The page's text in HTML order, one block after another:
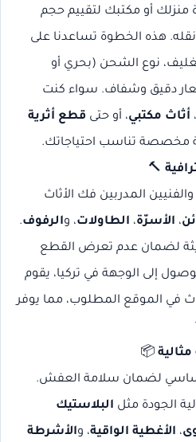
منزلك أو مكتبك لتقييم حجم
هذه الخطوة تساعدنا على
نوع الشحن (بحري أو
دقيق وشفاف. سواء كنت
أثاث مكتبي، أو حتى قطع أثرية
تناسب احتياجاتك.
🔨
المدربين فك الأثاث
، الأسرّة، الطاولات، والرفوف.
لضمان عدم تعرض القطع
إلى الوجهة في تركيا، يقوم
في الموقع المطلوب، مما يوفر
📦
لضمان سلامة العفش.
الجودة مثل البلاستيك
، الأغطية الواقية، والأشرطة